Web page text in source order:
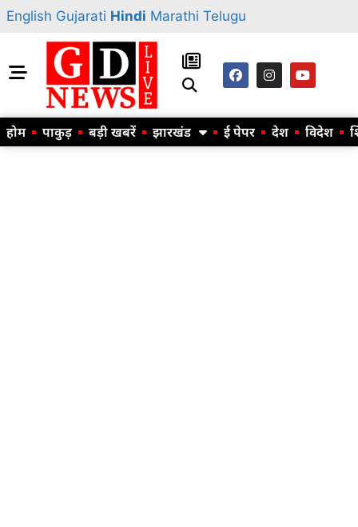
English Gujarati Hindi Marathi Telugu
होम पाकुड़ बड़ी खबरें झारखंड ई पेपर देश विदेश